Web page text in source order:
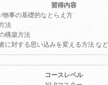
/物事の基礎的なとらえ方
法
構築方法
に対する思い込みを変える方法 など